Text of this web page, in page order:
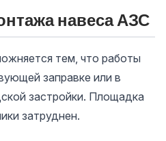
навеса АЗС
тем, что работы
заправке или в
застройки. Площадка
затруднен.